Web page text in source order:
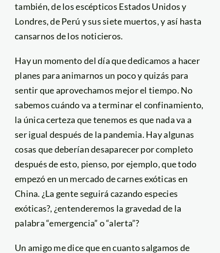
también, de los escépticos Estados Unidos y
Londres, de Perú y sus siete muertos, y así hasta
cansarnos de los noticieros.
Hay un momento del día que dedicamos a hacer
planes para animarnos un poco y quizás para
sentir que aprovechamos mejor el tiempo. No
sabemos cuándo va a terminar el confinamiento,
la única certeza que tenemos es que nada va a
ser igual después de la pandemia. Hay algunas
cosas que deberían desaparecer por completo
después de esto, pienso, por ejemplo, que todo
empezó en un mercado de carnes exóticas en
China. ¿La gente seguirá cazando especies
exóticas?, ¿entenderemos la gravedad de la
palabra “emergencia” o “alerta”?
Un amigo me dice que en cuanto salgamos de